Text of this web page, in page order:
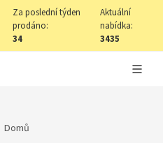
Za poslední týden
prodáno:
34
Aktuální
nabídka:
3435
Domů